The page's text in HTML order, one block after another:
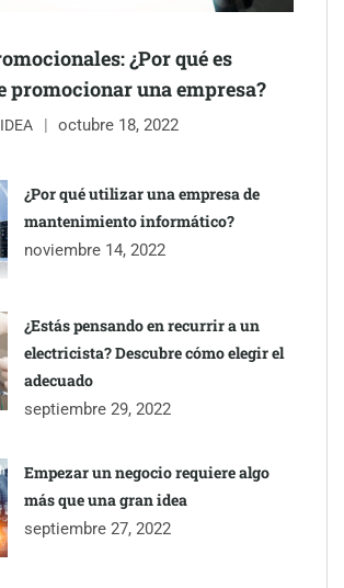
de las viviendas antes de las vacaciones
las 3.000 reseñas con 4,8 estrellas en
¿Por qué es
promocionar una empresa?
octubre 18, 2022
¿Por qué utilizar una empresa de
mantenimiento informático?
noviembre 14, 2022
¿Estás pensando en recurrir a un
electricista? Descubre cómo elegir el
adecuado
septiembre 29, 2022
Empezar un negocio requiere algo
más que una gran idea
septiembre 27, 2022